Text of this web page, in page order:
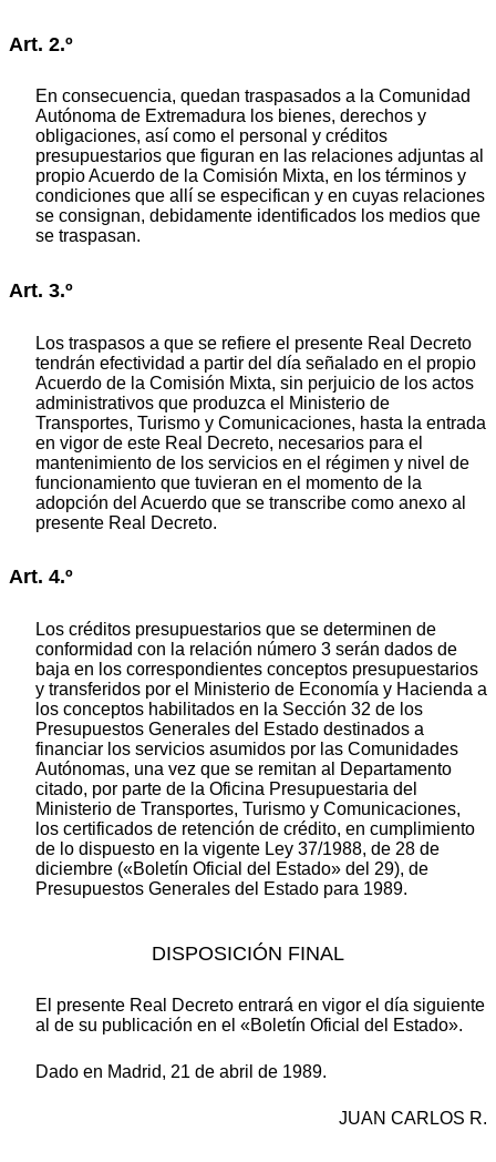
Art. 2.º
En consecuencia, quedan traspasados a la Comunidad
Autónoma de Extremadura los bienes, derechos y
obligaciones, así como el personal y créditos
presupuestarios que figuran en las relaciones adjuntas al
propio Acuerdo de la Comisión Mixta, en los términos y
condiciones que allí se especifican y en cuyas relaciones
se consignan, debidamente identificados los medios que
se traspasan.
Art. 3.º
Los traspasos a que se refiere el presente Real Decreto
tendrán efectividad a partir del día señalado en el propio
Acuerdo de la Comisión Mixta, sin perjuicio de los actos
administrativos que produzca el Ministerio de
Transportes, Turismo y Comunicaciones, hasta la entrada
en vigor de este Real Decreto, necesarios para el
mantenimiento de los servicios en el régimen y nivel de
funcionamiento que tuvieran en el momento de la
adopción del Acuerdo que se transcribe como anexo al
presente Real Decreto.
Art. 4.º
Los créditos presupuestarios que se determinen de
conformidad con la relación número 3 serán dados de
baja en los correspondientes conceptos presupuestarios
y transferidos por el Ministerio de Economía y Hacienda a
los conceptos habilitados en la Sección 32 de los
Presupuestos Generales del Estado destinados a
financiar los servicios asumidos por las Comunidades
Autónomas, una vez que se remitan al Departamento
citado, por parte de la Oficina Presupuestaria del
Ministerio de Transportes, Turismo y Comunicaciones,
los certificados de retención de crédito, en cumplimiento
de lo dispuesto en la vigente Ley 37/1988, de 28 de
diciembre («Boletín Oficial del Estado» del 29), de
Presupuestos Generales del Estado para 1989.
DISPOSICIÓN FINAL
El presente Real Decreto entrará en vigor el día siguiente
al de su publicación en el «Boletín Oficial del Estado».
Dado en Madrid, 21 de abril de 1989.
JUAN CARLOS R.